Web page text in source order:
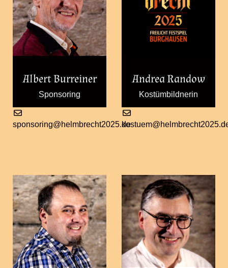
Albert Burreiner
Sponsoring
sponsoring@helmbrecht2025.de
Andrea Randow
Kostümbildnerin